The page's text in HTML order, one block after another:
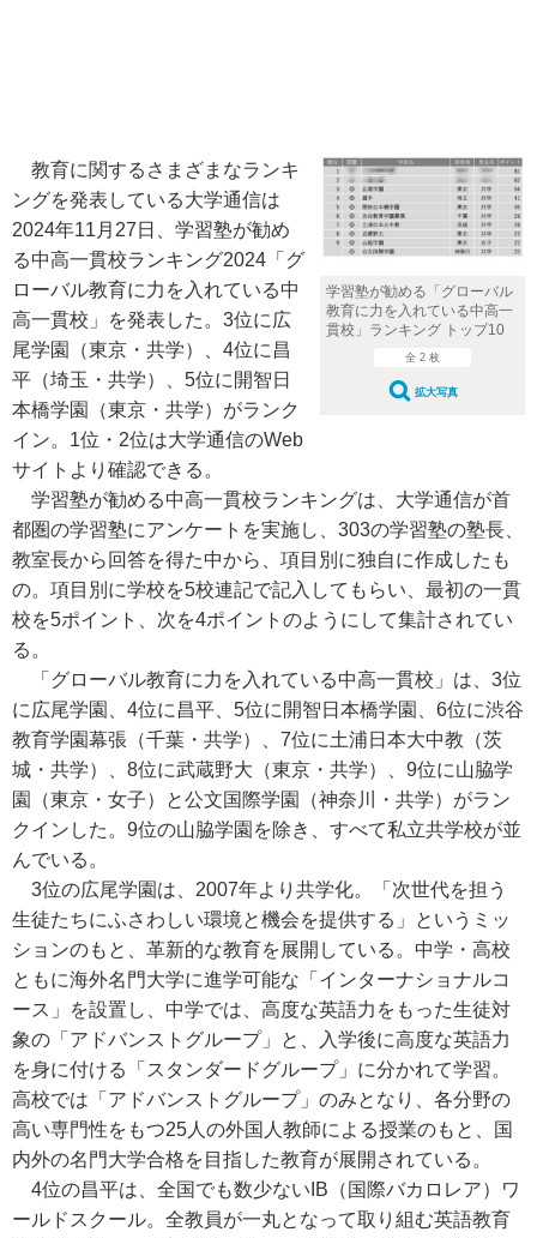
学習塾が勧める「グローバル
教育に力を入れている中高一
貫校」ランキング トップ10
全 2 枚
拡大写真
教育に関するさまざまなランキ
ングを発表している大学通信は
2024年11月27日、学習塾が勧め
る中高一貫校ランキング2024「グ
ローバル教育に力を入れている中
高一貫校」を発表した。3位に広
尾学園（東京・共学）、4位に昌
平（埼玉・共学）、5位に開智日
本橋学園（東京・共学）がランク
イン。1位・2位は大学通信のWeb
サイトより確認できる。
学習塾が勧める中高一貫校ランキングは、大学通信が首
都圏の学習塾にアンケートを実施し、303の学習塾の塾長、
教室長から回答を得た中から、項目別に独自に作成したも
の。項目別に学校を5校連記で記入してもらい、最初の一貫
校を5ポイント、次を4ポイントのようにして集計されてい
る。
「グローバル教育に力を入れている中高一貫校」は、3位
に広尾学園、4位に昌平、5位に開智日本橋学園、6位に渋谷
教育学園幕張（千葉・共学）、7位に土浦日本大中教（茨
城・共学）、8位に武蔵野大（東京・共学）、9位に山脇学
園（東京・女子）と公文国際学園（神奈川・共学）がラン
クインした。9位の山脇学園を除き、すべて私立共学校が並
んでいる。
3位の広尾学園は、2007年より共学化。「次世代を担う
生徒たちにふさわしい環境と機会を提供する」というミッ
ションのもと、革新的な教育を展開している。中学・高校
ともに海外名門大学に進学可能な「インターナショナルコ
ース」を設置し、中学では、高度な英語力をもった生徒対
象の「アドバンストグループ」と、入学後に高度な英語力
を身に付ける「スタンダードグループ」に分かれて学習。
高校では「アドバンストグループ」のみとなり、各分野の
高い専門性をもつ25人の外国人教師による授業のもと、国
内外の名門大学合格を目指した教育が展開されている。
4位の昌平は、全国でも数少ないIB（国際バカロレア）ワ
ールドスクール。全教員が一丸となって取り組む英語教育